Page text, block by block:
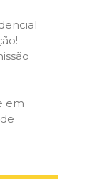
em